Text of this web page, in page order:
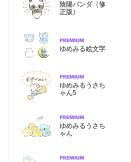
陰陽パンダ（修
正版）
ゆめみる絵文字
ゆめみるうさち
ゃん5
ゆめみるうさち
ゃん